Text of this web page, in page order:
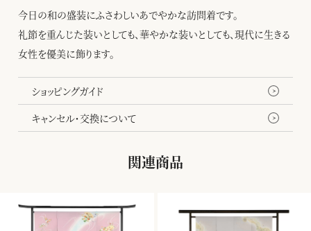
今日の和の盛装にふさわしいあでやかな訪問着です。
礼節を重んじた装いとしても、華やかな装いとしても、現代に生きる
女性を優美に飾ります。
ショッピングガイド
キャンセル・交換について
関連商品